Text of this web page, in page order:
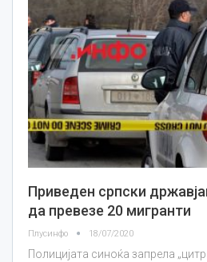
Приведен српски
да превезе 20 мигранти
Плусинфо 18/07/2020
Полицијата синоќа запрела